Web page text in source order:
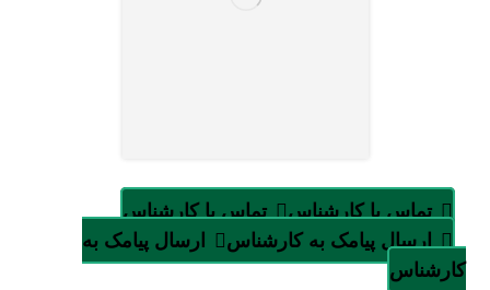
تماس با کارشناس
تماس با کارشناس
ارسال پیامک به کارشناس
ارسال پیامک به
کارشناس